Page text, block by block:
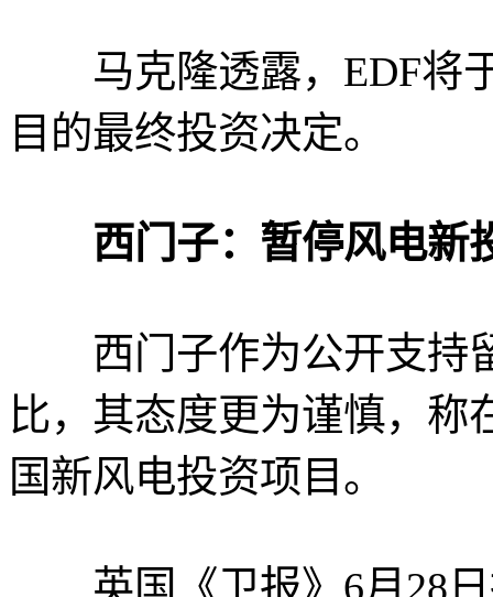
马克隆透露，EDF将
目的最终投资决定。
西门子：暂停风电新
西门子作为公开支持
比，其态度更为谨慎，
国新风电投资项目。
英国《卫报》6月28日